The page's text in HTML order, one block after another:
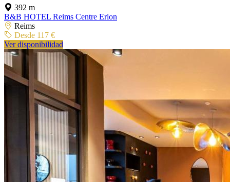
392 m
B&B HOTEL Reims Centre Erlon
Reims
Desde 117 €
Ver disponibilidad